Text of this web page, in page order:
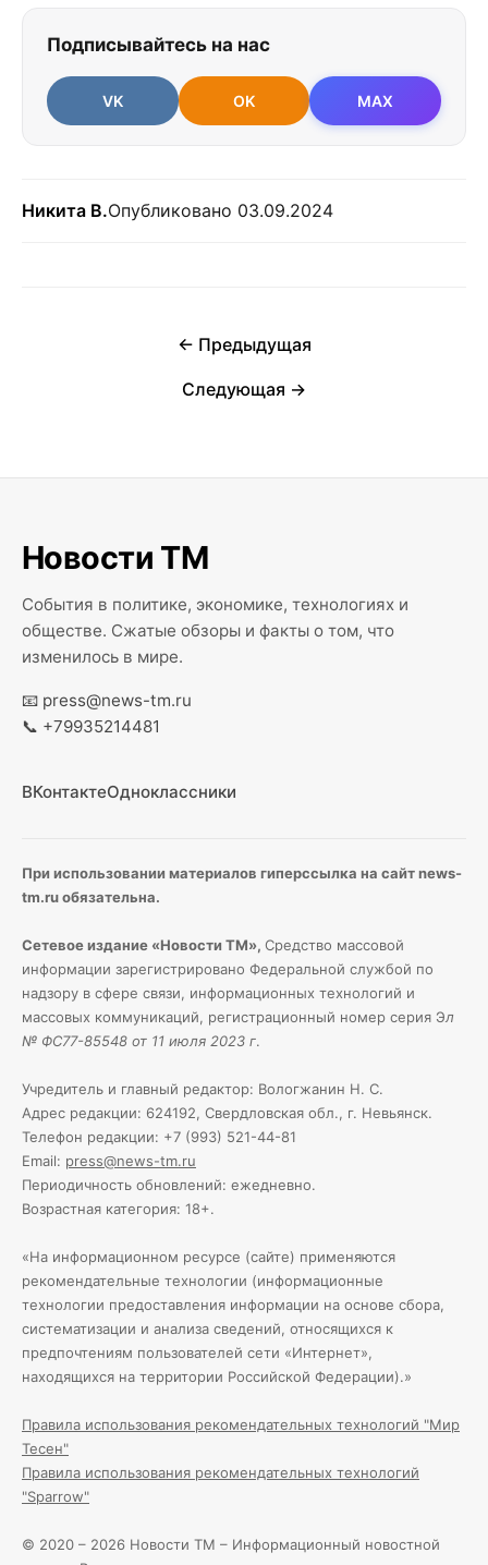
Подписывайтесь на нас
VK OK MAX
Никита В.Опубликовано 03.09.2024
← Предыдущая
Следующая →
Новости ТМ
События в политике, экономике, технологиях и
обществе. Сжатые обзоры и факты о том, что
изменилось в мире.
📧 press@news-tm.ru
📞 +79935214481
ВКонтактеОдноклассники
При использовании материалов гиперссылка на сайт news-
tm.ru обязательна.
Сетевое издание «Новости ТМ», Средство массовой
информации зарегистрировано Федеральной службой по
надзору в сфере связи, информационных технологий и
массовых коммуникаций, регистрационный номер серия Эл
№ ФС77-85548 от 11 июля 2023 г.
Учредитель и главный редактор: Вологжанин Н. С.
Адрес редакции: 624192, Свердловская обл., г. Невьянск.
Телефон редакции: +7 (993) 521-44-81
Email: press@news-tm.ru
Периодичность обновлений: ежедневно.
Возрастная категория: 18+.
«На информационном ресурсе (сайте) применяются
рекомендательные технологии (информационные
технологии предоставления информации на основе сбора,
систематизации и анализа сведений, относящихся к
предпочтениям пользователей сети «Интернет»,
находящихся на территории Российской Федерации).»
Правила использования рекомендательных технологий "Мир
Тесен"
Правила использования рекомендательных технологий
"Sparrow"
© 2020 – 2026 Новости ТМ – Информационный новостной